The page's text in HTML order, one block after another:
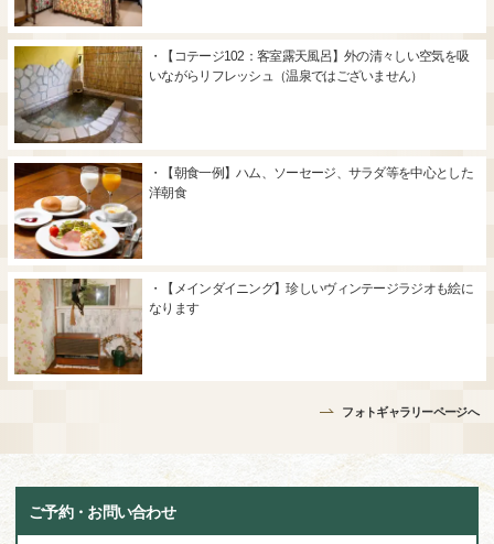
・【コテージ102：客室露天風呂】外の清々しい空気を吸
いながらリフレッシュ（温泉ではございません）
・【朝食一例】ハム、ソーセージ、サラダ等を中心とした
洋朝食
・【メインダイニング】珍しいヴィンテージラジオも絵に
なります
フォトギャラリーページへ
ご予約・お問い合わせ